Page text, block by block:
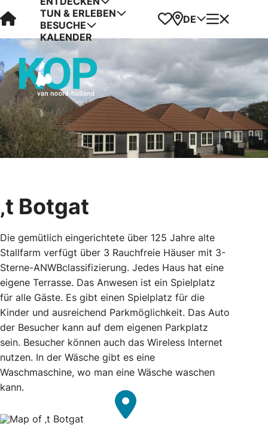
Visit Kop van Holland
TUN & ERLEBEN
BESUCHE
KALENDER
Favoriten
Karte
DE Menü
‚t Botgat
Die gemütlich eingerichtete über 125 Jahre alte
Stallfarm verfügt über 3 Rauchfreie Häuser mit 3-
Sterne-ANWBclassifizierung. Jedes Haus hat eine
eigene Terrasse. Das Anwesen ist ein Spielplatz
für alle Gäste. Es gibt einen Spielplatz für die
Kinder und ausreichend Parkmöglichkeit. Das Auto
der Besucher kann auf dem eigenen Parkplatz
sein. Besucher können auch das Wireless Internet
nutzen. In der Wäsche gibt es eine
Waschmaschine, wo man eine Wäsche waschen
kann.